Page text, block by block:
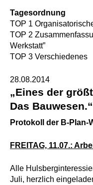
Tagesordnung
TOP 1
TOP 2
Werkstatt”
TOP 3 Verschiedenes
28.08.2014
„Eines der
Das
Protokoll der B-Plan-
FREITAG, 11.07.:
Alle
Juli, herzlich